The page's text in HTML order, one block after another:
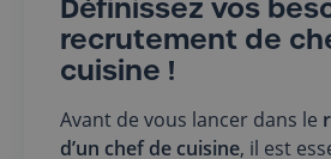
Définissez vos
recrutement de
cuisine !
Avant de vous lancer dans le
d’un chef de cuisine, il est